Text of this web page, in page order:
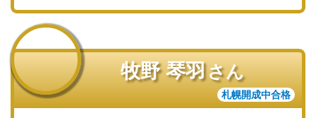
牧野 琴羽さん
札幌開成中合格